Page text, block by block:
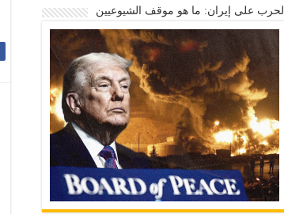
الحرب على إيران: ما هو موقف الشيوعيين